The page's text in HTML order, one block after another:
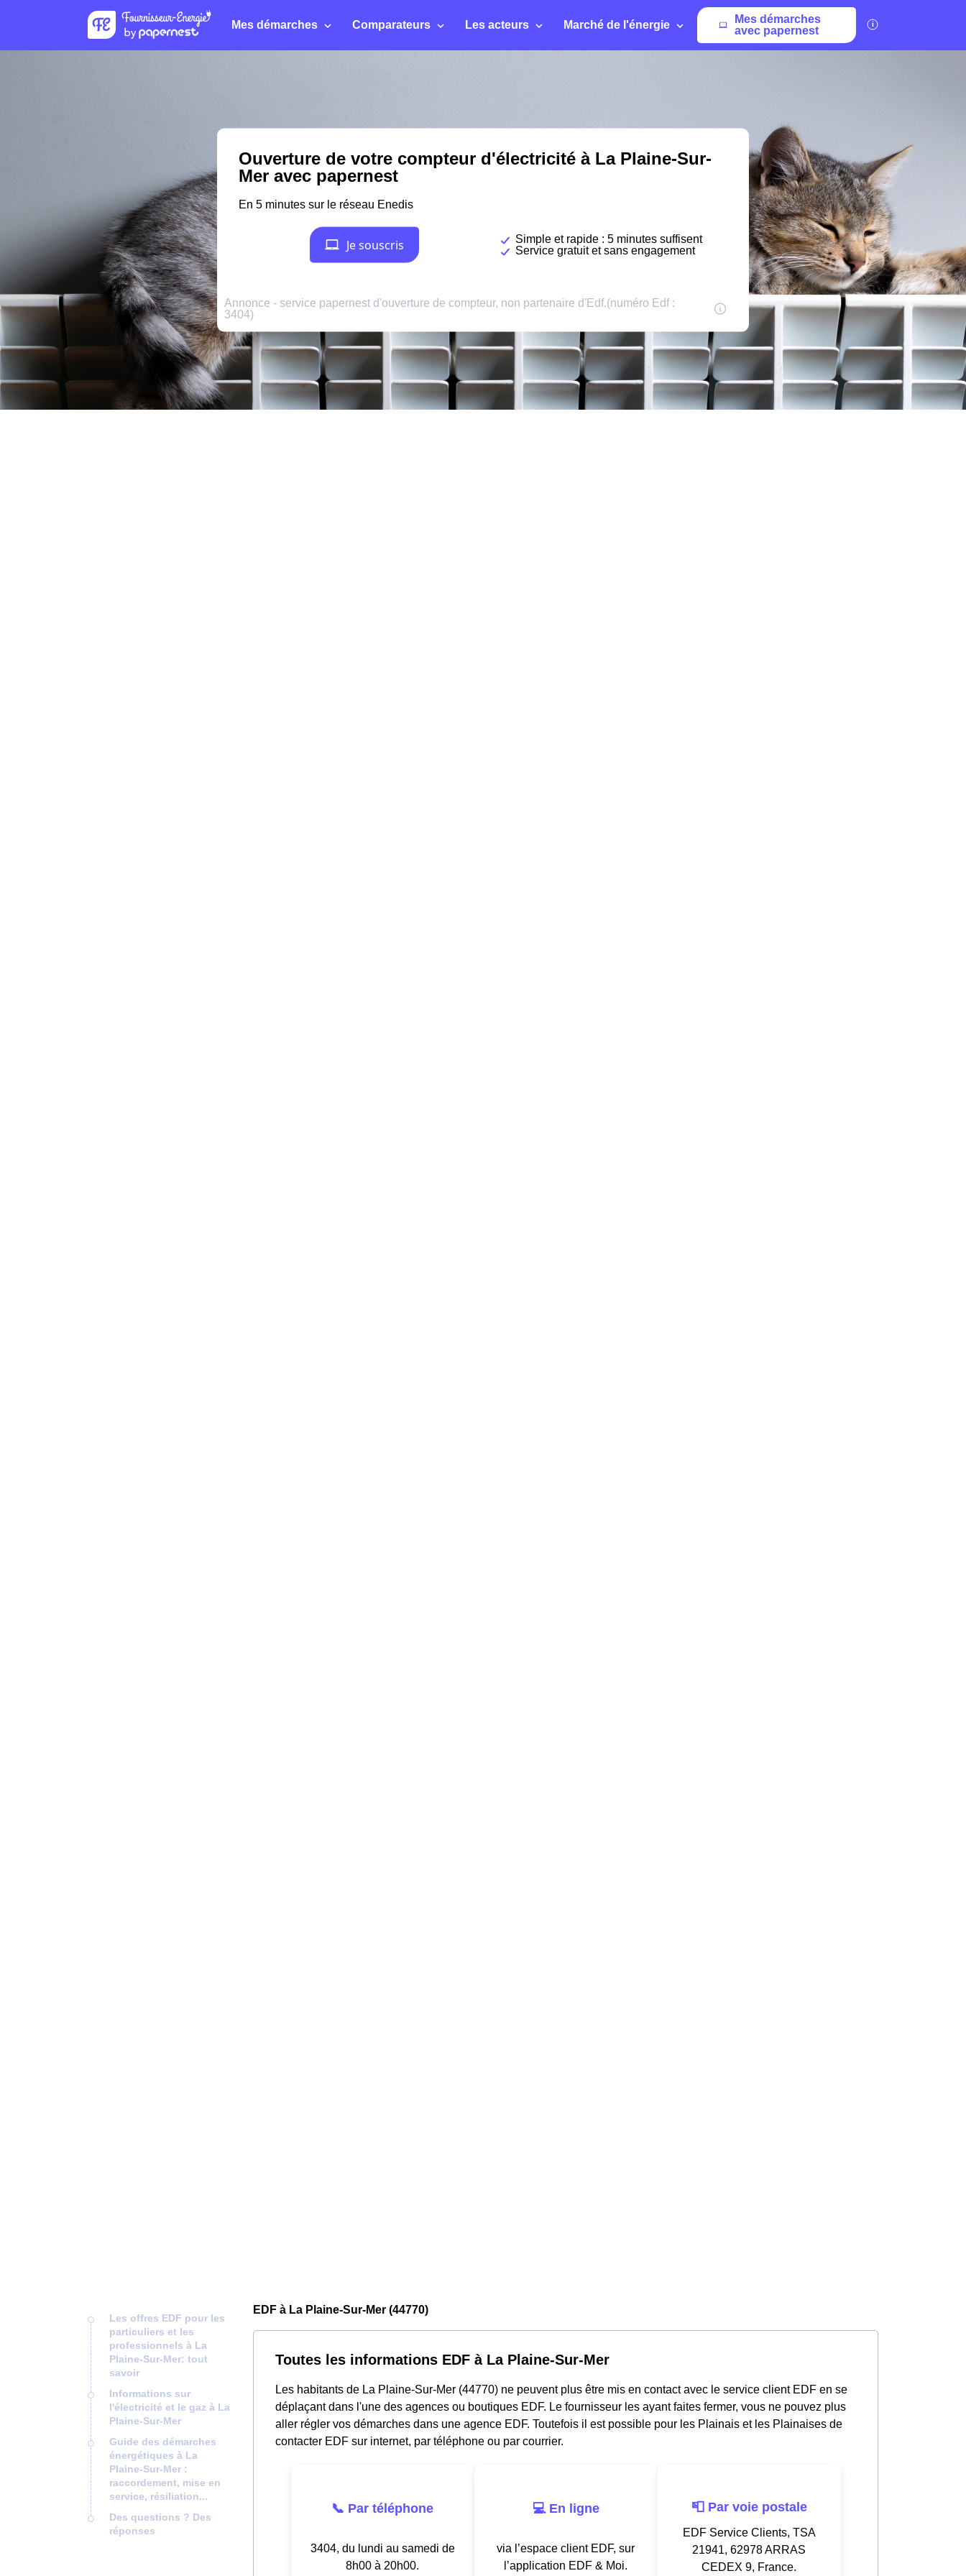
Mes démarches Comparateurs Les acteurs Marché de l'énergie
Mes démarches
avec papernest
Les offres EDF pour les
particuliers et les
professionnels à La
Plaine-Sur-Mer: tout
savoir
Informations sur
l'électricité et le gaz à La
Plaine-Sur-Mer
Guide des démarches
énergétiques à La
Plaine-Sur-Mer :
raccordement, mise en
service, résiliation...
Des questions ? Des
réponses
EDF à La Plaine-Sur-Mer (44770)
Toutes les informations EDF à La Plaine-Sur-Mer
Les habitants de La Plaine-Sur-Mer (44770) ne peuvent plus être mis en contact avec le service client EDF en se
déplaçant dans l'une des agences ou boutiques EDF. Le fournisseur les ayant faites fermer, vous ne pouvez plus
aller régler vos démarches dans une agence EDF. Toutefois il est possible pour les Plainais et les Plainaises de
contacter EDF sur internet, par téléphone ou par courrier.
📞 Par téléphone
3404, du lundi au samedi de
8h00 à 20h00.
💻 En ligne
via l’espace client EDF, sur
l’application EDF & Moi.
📮 Par voie postale
EDF Service Clients, TSA
21941, 62978 ARRAS
CEDEX 9, France.